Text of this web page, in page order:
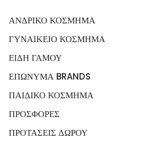
ΑΝΔΡΙΚΟ ΚΟΣΜΗΜΑ
ΒΡΑΧΙΟΛΙ
ΚΟΛΙΕ
ΓΥΝΑΙΚΕΙΟ ΚΟΣΜΗΜΑ
ΑΣΗΜΙ 925
ΒΡΑΧΙΟΛΙΑ
ΔΑΧΤΥΛΙΔΙΑ
ΚΟΛΙΕ
ΣΚΟΥΛΑΡΙΚΙΑ
ΕΙΔΗ ΓΑΜΟΥ
ΕΙΚΟΝΕΣ
ΣΤΕΦΑΝΟΘΗΚΕΣ
ΕΠΩΝΥΜΑ BRANDS
LOISIR
ΒΡΑΧΙΟΛΙΑ
ΔΑΧΤΥΛΙΔΙΑ
LUCA BARRA
ΑΝΔΡΙΚΟ ΚΟΣΜΗΜΑ LUCA BARRA3
OXETTE
ΠΑΙΔΙΚΟ ΚΟΣΜΗΜΑ
ΒΡΑΧΙΟΛΙΑ
ΠΑΡΑΜΑΝΕΣ
ΠΡΟΣΦΟΡΕΣ
ΠΡΟΤΑΣΕΙΣ ΔΩΡΟΥ